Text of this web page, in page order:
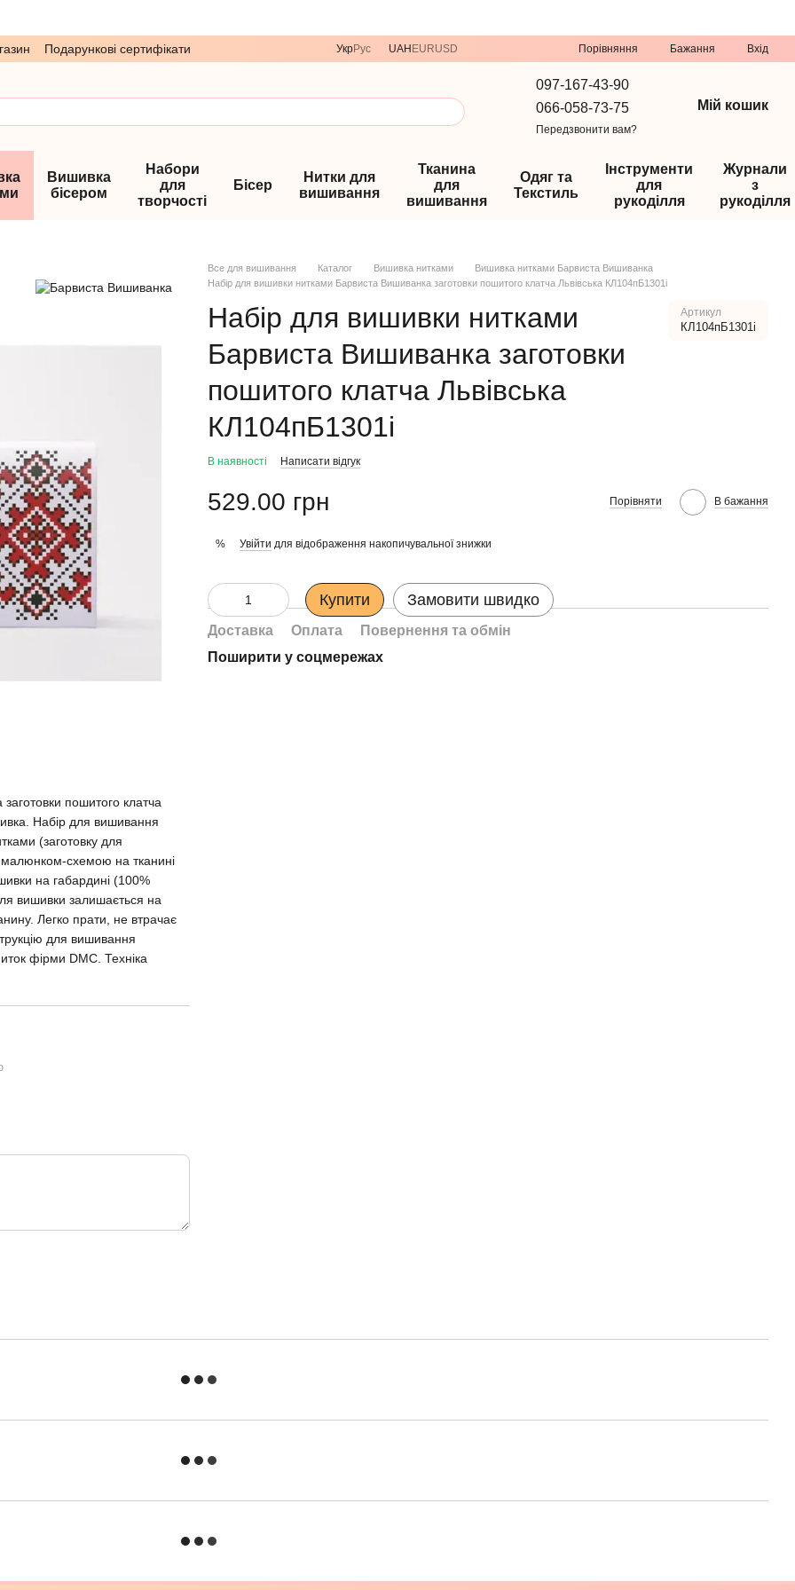
Подарункові сертифікати УкрРус UAH EURUSD Порівняння Бажання Вхід
097-167-43-90
066-058-73-75
Передзвонити вам?
Мій кошик
Вишивка
бісером
Набори
для
творчості
Бісер
Нитки для
вишивання
Тканина
для
вишивання
Одяг та
Текстиль
Інструменти
для
рукоділля
Журнали
з
рукоділля
пошитого клатча
Набір для вишивання
(заготовку для
схемою на тканині
на габардині (100%
вишивки залишається на
Легко прати, не втрачає
для вишивання
фірми DMC. Техніка
Все для вишивання Каталог Вишивка нитками
Вишивка нитками Барвиста Вишиванка
Набір для вишивки нитками Барвиста Вишиванка заготовки пошитого клатча Львівська КЛ104пБ1301i
Набір для вишивки нитками
Барвиста Вишиванка заготовки
пошитого клатча Львівська
КЛ104пБ1301i
Артикул
КЛ104пБ1301i
В наявності Написати відгук
529.00 грн Порівняти В бажання
% Увійти для відображення накопичувальної знижки
Купити Замовити швидко
Доставка Оплата
Повернення та обмін
Поширити у соцмережах